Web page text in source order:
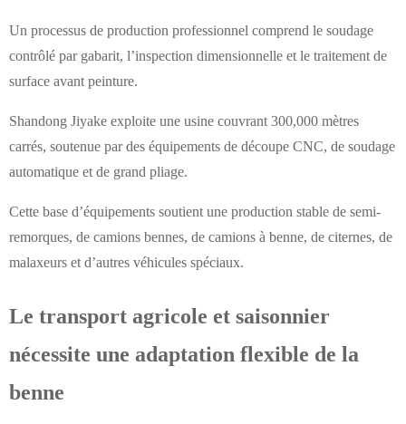
Un processus de production professionnel comprend le soudage
contrôlé par gabarit, l’inspection dimensionnelle et le traitement de
surface avant peinture.
Shandong Jiyake exploite une usine couvrant 300,000 mètres
carrés, soutenue par des équipements de découpe CNC, de soudage
automatique et de grand pliage.
Cette base d’équipements soutient une production stable de semi-
remorques, de camions bennes, de camions à benne, de citernes, de
malaxeurs et d’autres véhicules spéciaux.
Le transport agricole et saisonnier
nécessite une adaptation flexible de la
benne